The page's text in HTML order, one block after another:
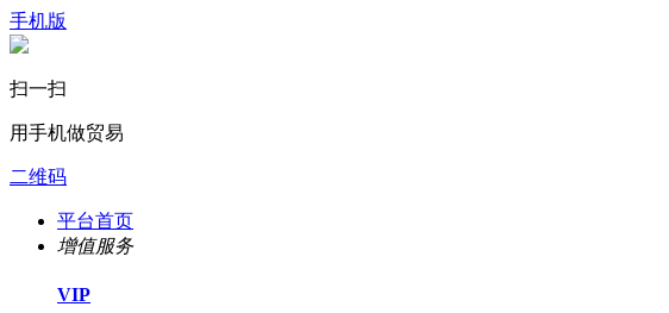
手机版
扫一扫
用手机做贸易
二维码
平台首页
增值服务
VIP